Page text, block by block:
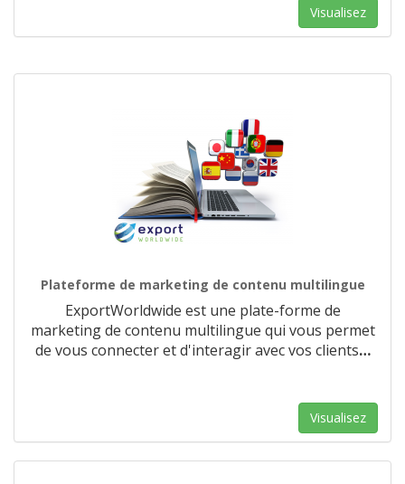
Visualisez
Plateforme de marketing de contenu multilingue
ExportWorldwide est une plate-forme de
marketing de contenu multilingue qui vous permet
de vous connecter et d'interagir avec vos clients…
Visualisez